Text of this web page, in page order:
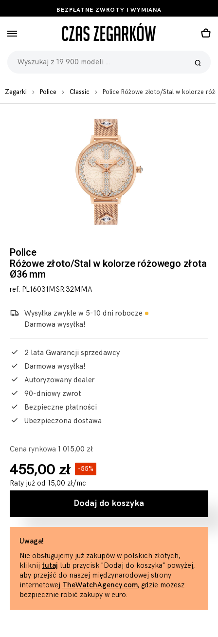
BEZPŁATNE ZWROTY I WYMIANA
Zegarki Police Classic Police Różowe złoto/Stal w kolorze
Police
Różowe złoto/Stal w kolorze różowego złota
Ø36 mm
ref. PL16031MSR.32MMA
Wysyłka zwykle w 5-10 dni robocze
Darmowa wysyłka!
2 lata Gwarancji sprzedawcy
Darmowa wysyłka!
Autoryzowany dealer
90-dniowy zwrot
Bezpieczne płatności
Ubezpieczona dostawa
Cena rynkowa 1 015,00 zł
455,00 zł -55%
Raty już od 15,00 zł/mc
Dodaj do koszyka
Uwaga!
Nie obsługujemy już zakupów w polskich złotych,
kliknij tutaj lub przycisk "Dodaj do koszyka" powyżej,
aby przejść do naszej międzynarodowej strony
internetowej TheWatchAgency.com, gdzie możesz
bezpiecznie robić zakupy w euro.